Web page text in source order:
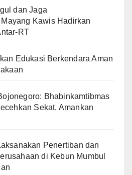
dan Jaga
Kawis Hadirkan
RT
Edukasi Berkendara Aman
Bhabinkamtibmas
Sekat, Amankan
Penertiban dan
di Kebun Mumbul